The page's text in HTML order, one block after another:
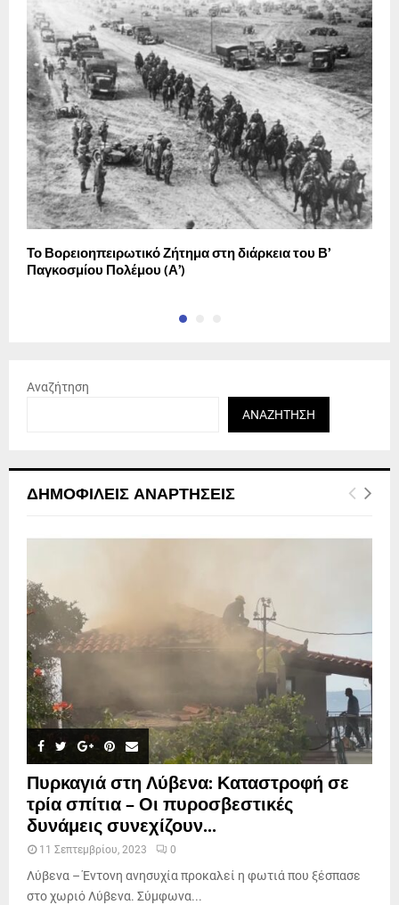
Το Βορειοηπειρωτικό Ζήτημα στη διάρκεια του Β’
Παγκοσμίου Πολέμου (Α’)
Αναζήτηση
ΑΝΑΖΉΤΗΣΗ
ΔΗΜΟΦΙΛΕΊΣ ΑΝΑΡΤΉΣΕΙΣ
Πυρκαγιά στη Λύβενα: Καταστροφή σε
τρία σπίτια – Οι πυροσβεστικές
δυνάμεις συνεχίζουν...
11 Σεπτεμβρίου, 2023 0
Λύβενα – Έντονη ανησυχία προκαλεί η φωτιά που ξέσπασε
στο χωριό Λύβενα. Σύμφωνα...